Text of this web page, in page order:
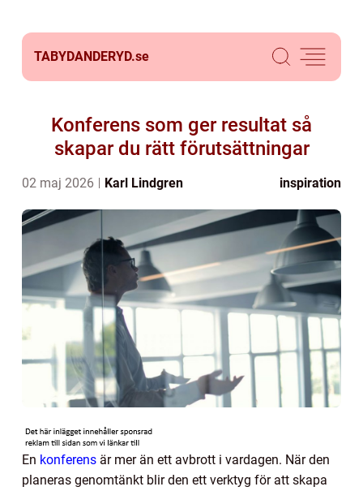
TABYDANDERYD.se
Konferens som ger resultat så
skapar du rätt förutsättningar
02 maj 2026 Karl Lindgren inspiration
En konferens är mer än ett avbrott i vardagen. När den
planeras genomtänkt blir den ett verktyg för att skapa